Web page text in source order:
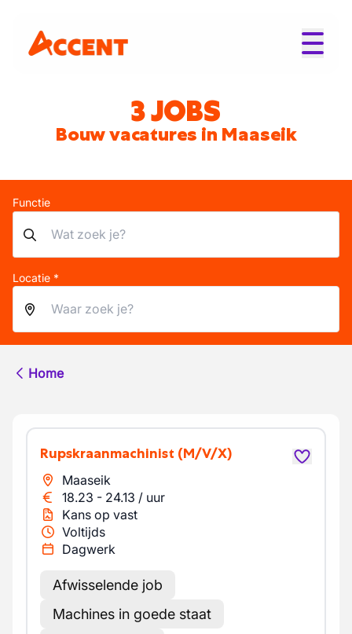
3 JOBS
Bouw vacatures in Maaseik
Functie
Locatie *
Home
Rupskraanmachinist (M/V/X)
Maaseik
18.23 - 24.13 / uur
Kans op vast
Voltijds
Dagwerk
Afwisselende job
Machines in goede staat